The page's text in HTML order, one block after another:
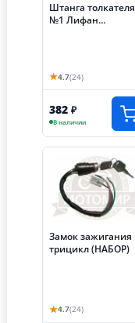
Штанга толкателя
№1 Лифан
★4.7(24)
382 ₽
В наличии
Замок зажигания
трицикл (НАБОР)
★4.7(24)